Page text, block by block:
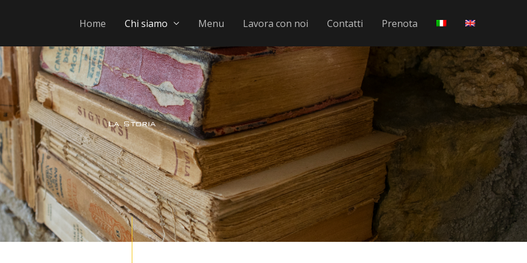
Home Chi siamo Menu Lavora con noi Contatti Prenota
La Storia